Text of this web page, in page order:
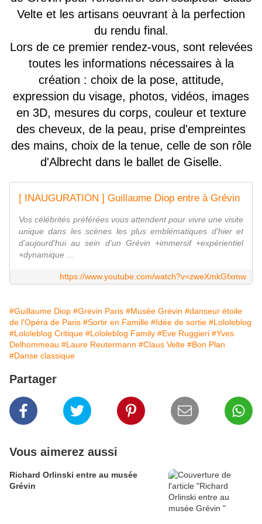
Velte et les artisans oeuvrant à la perfection
du rendu final.
Lors de ce premier rendez-vous, sont relevées
toutes les informations nécessaires à la
création : choix de la pose, attitude,
expression du visage, photos, vidéos, images
en 3D, mesures du corps, couleur et texture
des cheveux, de la peau, prise d'empreintes
des mains, choix de la tenue, celle de son rôle
d'Albrecht dans le ballet de Giselle.
[ INAUGURATION ] Guillaume Diop entre à Grévin
Vos célébrités préférées vous attendent pour vivre une visite
unique dans les scènes les plus emblématiques d'hier et
d'aujourd'hui au sein d'un Grévin +immersif +expérientiel
+dynamique ...
https://www.youtube.com/watch?v=zweXmkGfxmw
#Guillaume Diop #Grévin Paris #Musée Grévin #danseur étoile
de l'Opéra de Paris #Sortir en Famille #Idée de sortie #Lololeblog
#Lololeblog Critique #Lololeblog Family #Eve Ruggieri #Yves
Delhommeau #Laure Reutermann #Claus Velte #Bon Plan
#Danse classique
Partager
Vous aimerez aussi
Richard Orlinski entre au musée
Grévin